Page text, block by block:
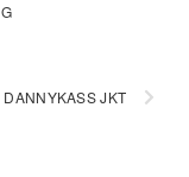
12/13 NIKE LIMITED EDITION DANNYKASS JKT